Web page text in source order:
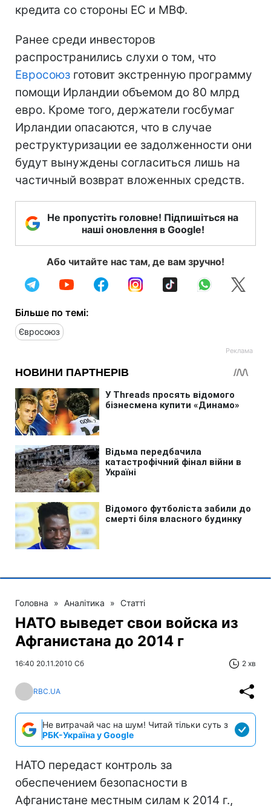
кредита со стороны ЕС и МВФ.
Ранее среди инвесторов
распространились слухи о том, что
Евросоюз готовит экстренную программу
помощи Ирландии объемом до 80 млрд
евро. Кроме того, держатели госбумаг
Ирландии опасаются, что в случае
реструктуризации ее задолженности они
будут вынуждены согласиться лишь на
частичный возврат вложенных средств.
Не пропустіть головне! Підпишіться на
наші оновлення в Google!
Або читайте нас там, де вам зручно!
Більше по темі:
Євросоюз
Головна » Аналітика » Статті
НАТО выведет свои войска из
Афганистана до 2014 г
16:40 20.11.2010 Сб 2 хв
RBC.UA
Не витрачай час на шум! Читай тільки суть з
РБК-Україна у Google
НАТО передаст контроль за
обеспечением безопасности в
Афганистане местным силам к 2014 г.,